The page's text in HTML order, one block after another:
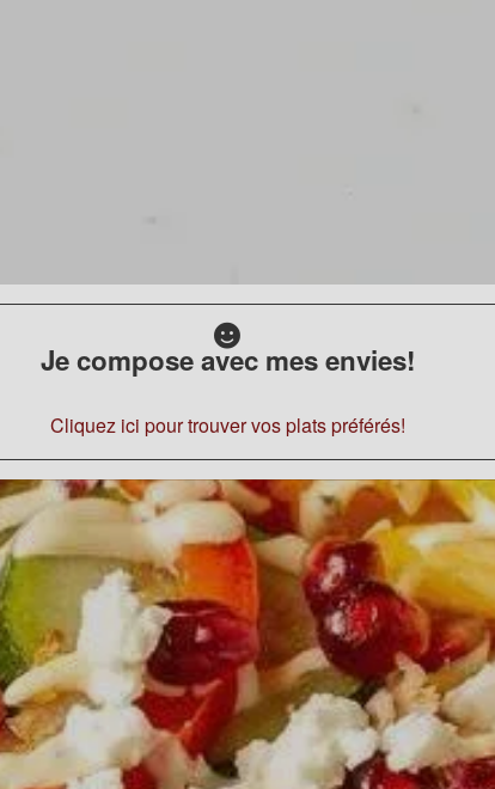
Je compose avec mes envies!
Cliquez ici pour trouver vos plats préférés!